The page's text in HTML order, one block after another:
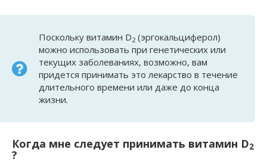
Поскольку витамин D2 (эргокальциферол)
можно использовать при генетических или
текущих заболеваниях, возможно, вам
придется принимать это лекарство в течение
длительного времени или даже до конца
жизни.
Когда мне следует принимать витамин D2
?